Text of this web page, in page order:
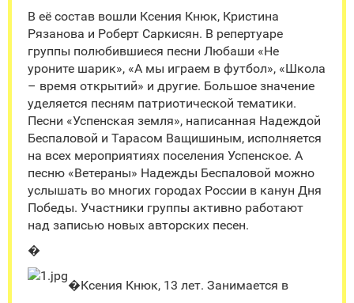
В её состав вошли Ксения Кнюк, Кристина
Рязанова и Роберт Саркисян. В репертуаре
группы полюбившиеся песни Любаши «Не
уроните шарик», «А мы играем в футбол», «Школа
– время открытий» и другие. Большое значение
уделяется песням патриотической тематики.
Песни «Успенская земля», написанная Надеждой
Беспаловой и Тарасом Ващишиным, исполняется
на всех мероприятиях поселения Успенское. А
песню «Ветераны» Надежды Беспаловой можно
услышать во многих городах России в канун Дня
Победы. Участники группы активно работают
над записью новых авторских песен.
�
�Ксения Кнюк, 13 лет. Занимается в